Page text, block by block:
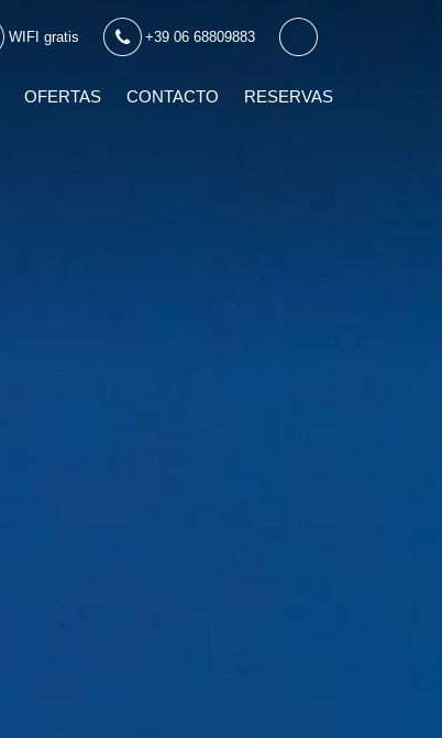
+39 06 68809883
WIFI gratis
OFERTAS CONTACTO RESERVAS